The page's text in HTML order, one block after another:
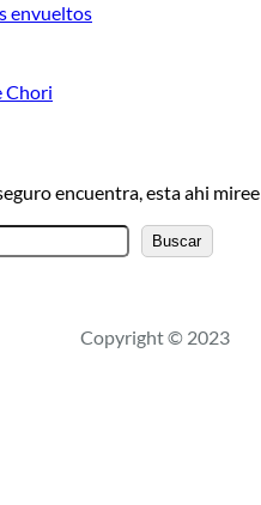
envueltos
Chori
encuentra, esta ahi miree
B
u
a
Buscar
Copyright © 2023